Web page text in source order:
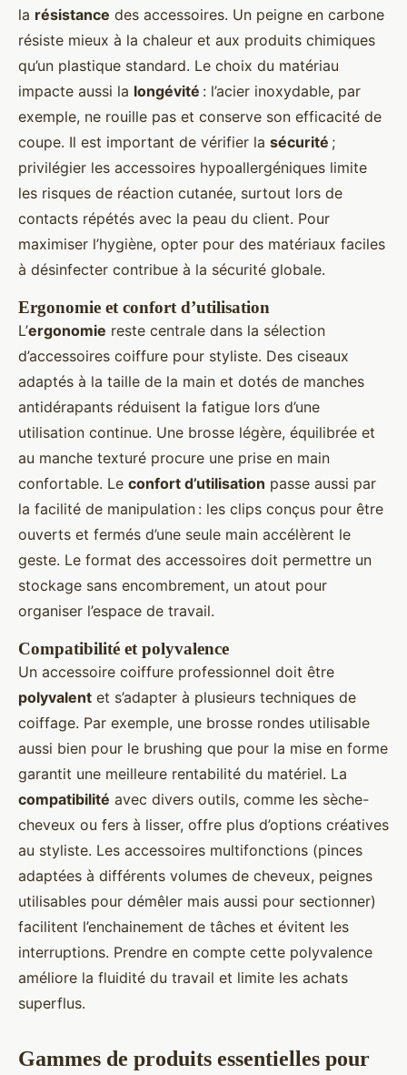
la résistance des accessoires. Un peigne en carbone
résiste mieux à la chaleur et aux produits chimiques
qu’un plastique standard. Le choix du matériau
impacte aussi la longévité : l’acier inoxydable, par
exemple, ne rouille pas et conserve son efficacité de
coupe. Il est important de vérifier la sécurité ;
privilégier les accessoires hypoallergéniques limite
les risques de réaction cutanée, surtout lors de
contacts répétés avec la peau du client. Pour
maximiser l’hygiène, opter pour des matériaux faciles
à désinfecter contribue à la sécurité globale.
Ergonomie et confort d’utilisation
L’ergonomie reste centrale dans la sélection
d’accessoires coiffure pour styliste. Des ciseaux
adaptés à la taille de la main et dotés de manches
antidérapants réduisent la fatigue lors d’une
utilisation continue. Une brosse légère, équilibrée et
au manche texturé procure une prise en main
confortable. Le confort d’utilisation passe aussi par
la facilité de manipulation : les clips conçus pour être
ouverts et fermés d’une seule main accélèrent le
geste. Le format des accessoires doit permettre un
stockage sans encombrement, un atout pour
organiser l’espace de travail.
Compatibilité et polyvalence
Un accessoire coiffure professionnel doit être
polyvalent et s’adapter à plusieurs techniques de
coiffage. Par exemple, une brosse rondes utilisable
aussi bien pour le brushing que pour la mise en forme
garantit une meilleure rentabilité du matériel. La
compatibilité avec divers outils, comme les sèche-
cheveux ou fers à lisser, offre plus d’options créatives
au styliste. Les accessoires multifonctions (pinces
adaptées à différents volumes de cheveux, peignes
utilisables pour démêler mais aussi pour sectionner)
facilitent l’enchainement de tâches et évitent les
interruptions. Prendre en compte cette polyvalence
améliore la fluidité du travail et limite les achats
superflus.
Gammes de produits essentielles pour